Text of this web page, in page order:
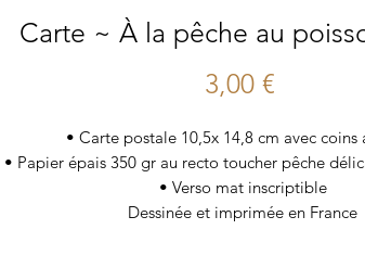
Carte ~ À la pêche au
3,00 €
• Carte postale 10,5x 14,8 cm avec coins
• Papier épais 350 gr au recto toucher pêche
• Verso mat inscriptible
Dessinée et imprimée en France